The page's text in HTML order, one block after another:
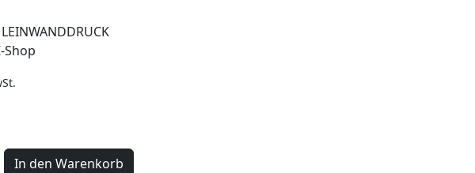
Shop
In den Warenkorb